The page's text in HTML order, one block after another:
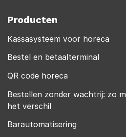
Producten
Kassasysteem voor horeca
Bestel en betaalterminal
QR code horeca
Bestellen zonder wachtrij: zo
het verschil
Barautomatisering